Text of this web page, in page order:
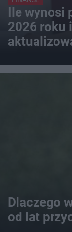
Ile wynosi
2026 roku
Dlaczego
od lat